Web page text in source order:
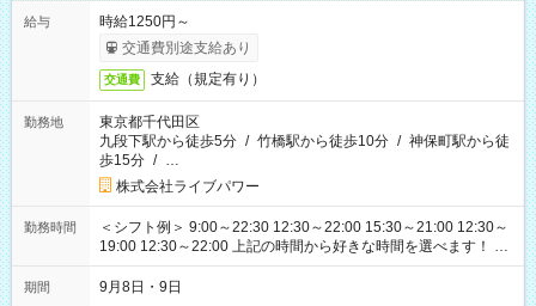
給与
時給1250円～
交通費別途支給あり
交通費 支給（規定有り）
勤務地
東京都千代田区
九段下駅から徒歩5分 / 竹橋駅から徒歩10分 / 神保町駅から徒
歩15分 / …
株式会社ライブパワー
勤務時間
＜シフト例＞ 9:00～22:30 12:30～22:00 15:30～21:00 12:30～
19:00 12:30～22:00 上記の時間から好きな時間を選べます！ ※
時間は変更となる可能性があります
期間 9月8日・9日